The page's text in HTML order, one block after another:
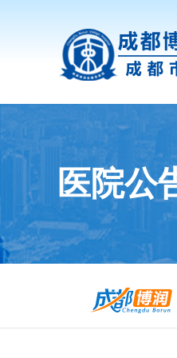
医院公